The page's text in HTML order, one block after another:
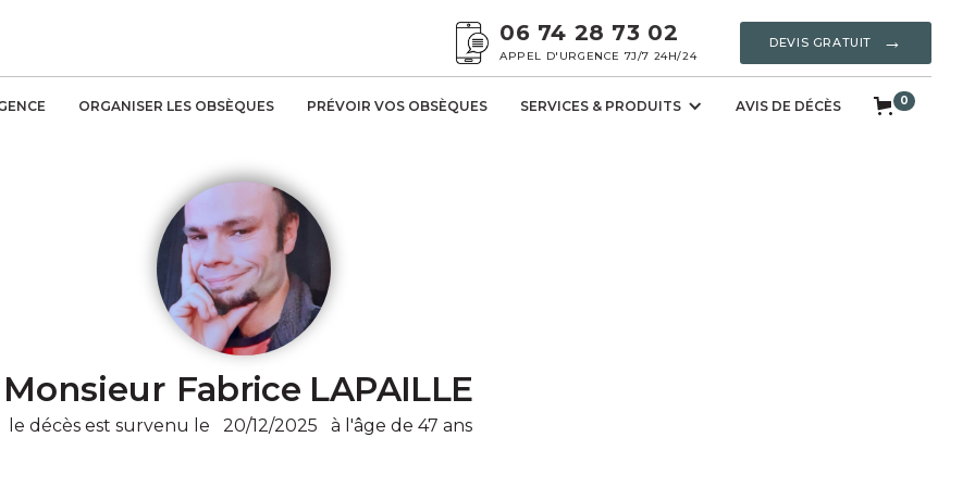
06 74 28 73 02
APPEL D'URGENCE 7J/7 24H/24
DEVIS GRATUIT →
ORGANISER LES OBSÈQUES PRÉVOIR VOS OBSÈQUES SERVICES & PRODUITS AVIS DE DÉCÈS 0
Monsieur Fabrice LAPAILLE
le décès est survenu le 20/12/2025 à l'âge de 47 ans